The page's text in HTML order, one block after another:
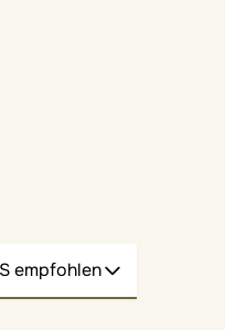
empfohlen